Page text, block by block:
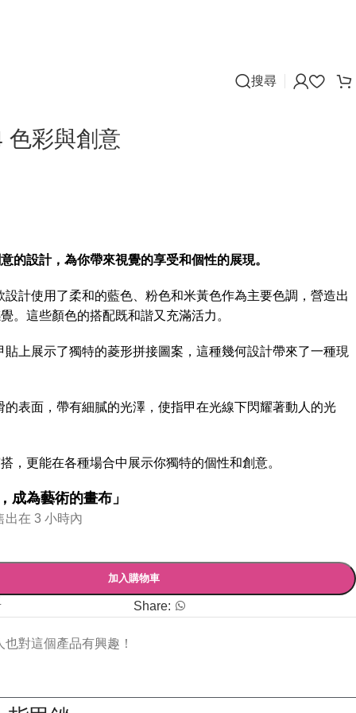
搜尋
色彩與創意
的設計，為你帶來視覺的享受和個性的展現。
設計使用了柔和的藍色、粉色和米黃色作為主要色調，營造出
。這些顏色的搭配既和諧又充滿活力。
貼上展示了獨特的菱形拼接圖案，這種幾何設計帶來了一種現
的表面，帶有細膩的光澤，使指甲在光線下閃耀著動人的光
，更能在各種場合中展示你獨特的個性和創意。
成為藝術的畫布」
出在 3 小時內
加入購物車
Share:
也對這個產品有興趣！